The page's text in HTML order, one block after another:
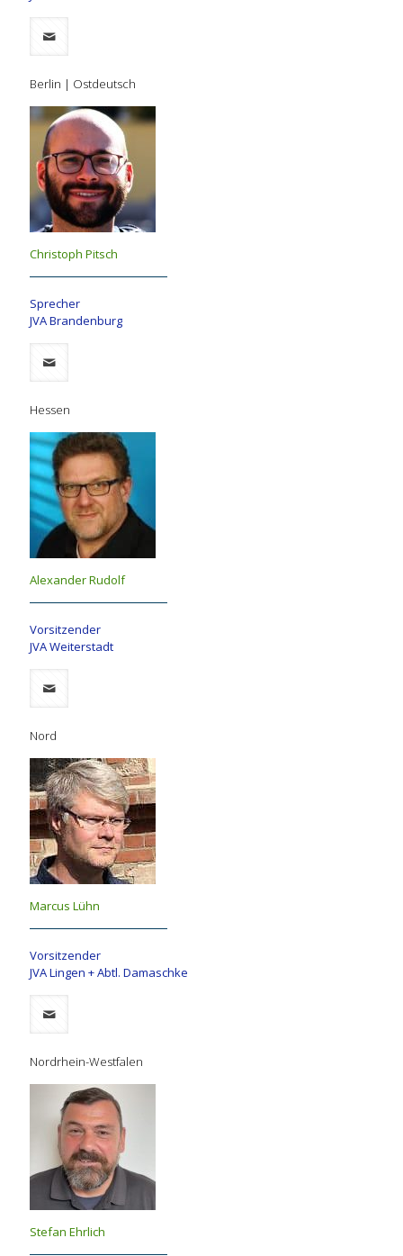
Berlin | Ostdeutsch
Christoph Pitsch
Sprecher
JVA Brandenburg
Hessen
Alexander Rudolf
Vorsitzender
JVA Weiterstadt
Nord
Marcus Lühn
Vorsitzender
JVA Lingen + Abtl. Damaschke
Nordrhein-Westfalen
Stefan Ehrlich